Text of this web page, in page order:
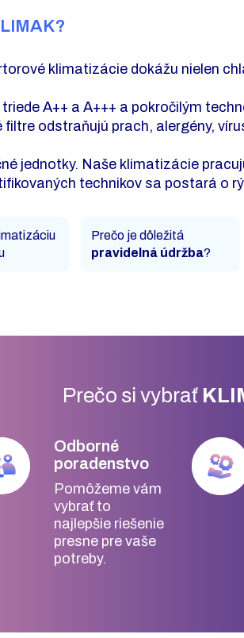
klimatizácie dokážu nielen
A++ a A+++ a pokročilým
filtre odstraňujú prach, alergény,
jednotky. Naše klimatizácie
technikov sa postará o
Prečo je dôležitá
pravidelná údržba?
Prečo si vybrať
Odborné
poradenstvo
Pomôžeme vám
vybrať to
najlepšie riešenie
presne pre vaše
potreby.